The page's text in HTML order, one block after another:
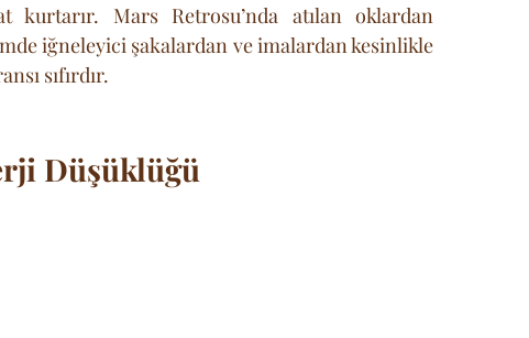
kurtarır. Mars Retrosu’nda atılan oklardan
iğneleyici şakalardan ve imalardan kesinlikle
sıfırdır.
Düşüklüğü